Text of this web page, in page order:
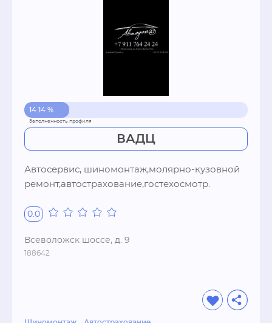
МАГАЗИННЫХ И КАКИХ ЛИБО НАКРУТОК !!!
14.14 %
ВАДЦ
Автосервис, шиномонтаж,молярно-кузовной
ремонт,автострахование,гостехосмотр.
0.0
Всеволожск шоссе, д. 9
188642